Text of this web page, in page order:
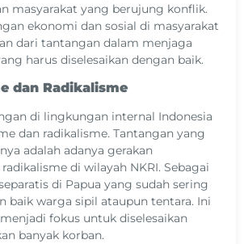
masyarakat yang berujung konflik.
ekonomi dan sosial di masyarakat
dari tantangan dalam menjaga
harus diselesaikan dengan baik.
dan Radikalisme
di lingkungan internal Indonesia
dan radikalisme. Tantangan yang
adalah adanya gerakan
di wilayah NKRI. Sebagai
di Papua yang sudah sering
baik warga sipil ataupun tentara. Ini
fokus untuk diselesaikan
banyak korban.